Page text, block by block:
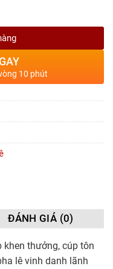
10 phút
ĐÁNH GIÁ (0)
khen thưởng, cúp tôn
lê vinh danh lãnh